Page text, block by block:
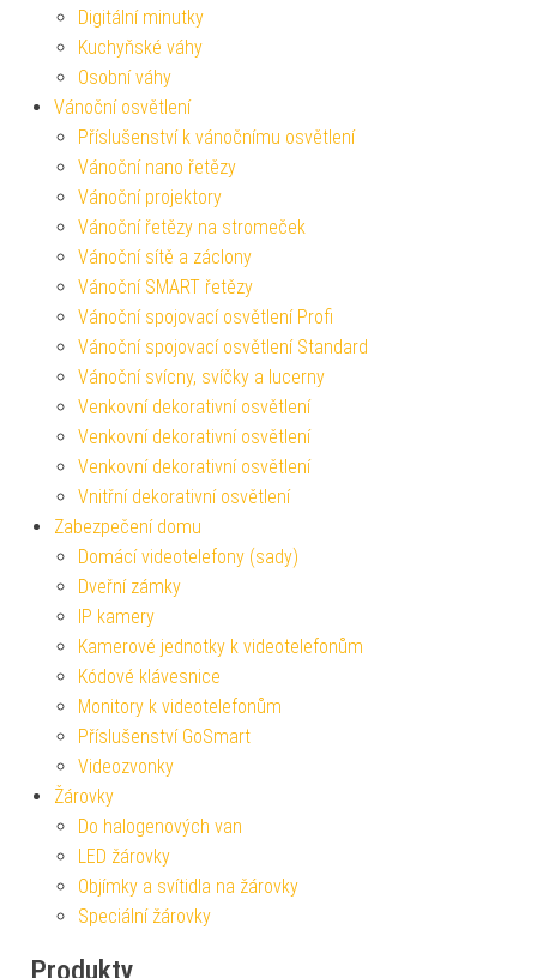
Digitální minutky
Kuchyňské váhy
Osobní váhy
Vánoční osvětlení
Příslušenství k vánočnímu osvětlení
Vánoční nano řetězy
Vánoční projektory
Vánoční řetězy na stromeček
Vánoční sítě a záclony
Vánoční SMART řetězy
Vánoční spojovací osvětlení Profi
Vánoční spojovací osvětlení Standard
Vánoční svícny, svíčky a lucerny
Venkovní dekorativní osvětlení
Venkovní dekorativní osvětlení
Venkovní dekorativní osvětlení
Vnitřní dekorativní osvětlení
Zabezpečení domu
Domácí videotelefony (sady)
Dveřní zámky
IP kamery
Kamerové jednotky k videotelefonům
Kódové klávesnice
Monitory k videotelefonům
Příslušenství GoSmart
Videozvonky
Žárovky
Do halogenových van
LED žárovky
Objímky a svítidla na žárovky
Speciální žárovky
Produkty